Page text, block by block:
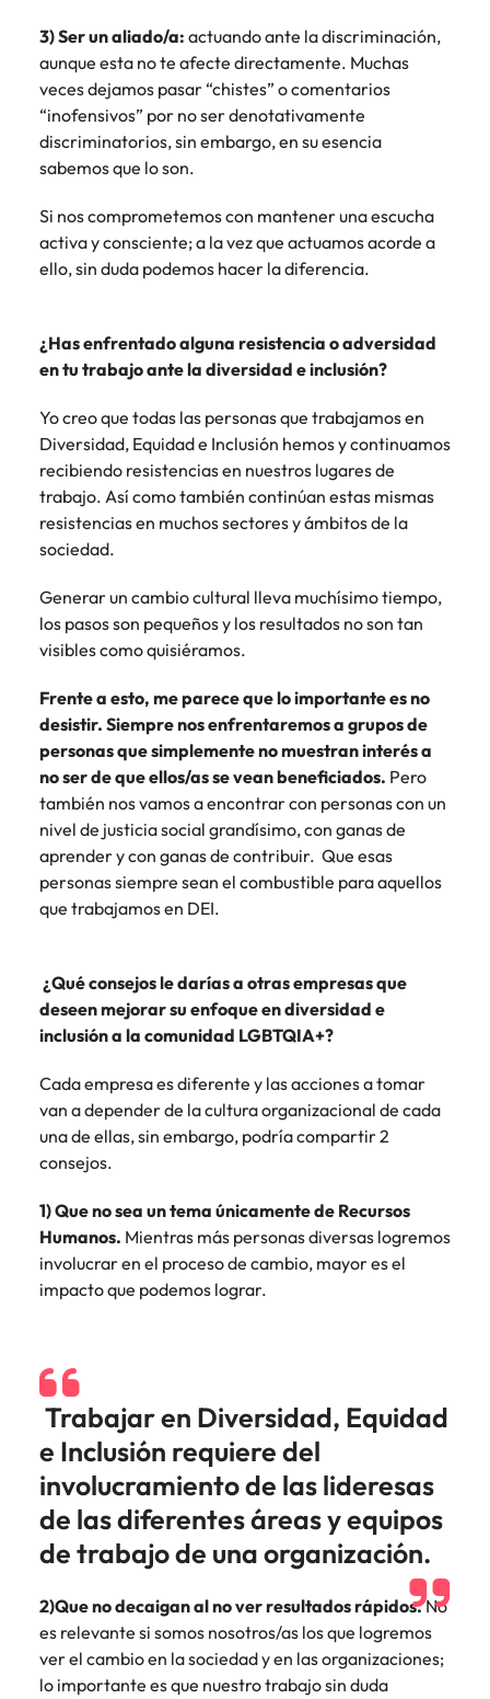
3) Ser un aliado/a: actuando ante la discriminación,
aunque esta no te afecte directamente. Muchas
veces dejamos pasar “chistes” o comentarios
“inofensivos” por no ser denotativamente
discriminatorios, sin embargo, en su esencia
sabemos que lo son.
Si nos comprometemos con mantener una escucha
activa y consciente; a la vez que actuamos acorde a
ello, sin duda podemos hacer la diferencia.
¿Has enfrentado alguna resistencia o adversidad
en tu trabajo ante la diversidad e inclusión?
Yo creo que todas las personas que trabajamos en
Diversidad, Equidad e Inclusión hemos y continuamos
recibiendo resistencias en nuestros lugares de
trabajo. Así como también continúan estas mismas
resistencias en muchos sectores y ámbitos de la
sociedad.
Generar un cambio cultural lleva muchísimo tiempo,
los pasos son pequeños y los resultados no son tan
visibles como quisiéramos.
Frente a esto, me parece que lo importante es no
desistir. Siempre nos enfrentaremos a grupos de
personas que simplemente no muestran interés a
no ser de que ellos/as se vean beneficiados. Pero
también nos vamos a encontrar con personas con un
nivel de justicia social grandísimo, con ganas de
aprender y con ganas de contribuir. Que esas
personas siempre sean el combustible para aquellos
que trabajamos en DEI.
¿Qué consejos le darías a otras empresas que
deseen mejorar su enfoque en diversidad e
inclusión a la comunidad LGBTQIA+?
Cada empresa es diferente y las acciones a tomar
van a depender de la cultura organizacional de cada
una de ellas, sin embargo, podría compartir 2
consejos.
1) Que no sea un tema únicamente de Recursos
Humanos. Mientras más personas diversas logremos
involucrar en el proceso de cambio, mayor es el
impacto que podemos lograr.
Trabajar en Diversidad, Equidad
e Inclusión requiere del
involucramiento de las lideresas
de las diferentes áreas y equipos
de trabajo de una organización.
2)Que no decaigan al no ver resultados rápidos.No
es relevante si somos nosotros/as los que logremos
ver el cambio en la sociedad y en las organizaciones;
lo importante es que nuestro trabajo sin duda